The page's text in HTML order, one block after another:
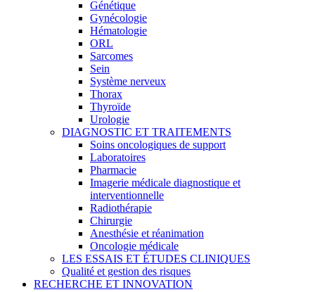
Génétique
Gynécologie
Hématologie
ORL
Sarcomes
Sein
Système nerveux
Thorax
Thyroïde
Urologie
DIAGNOSTIC ET TRAITEMENTS
Soins oncologiques de support
Laboratoires
Pharmacie
Imagerie médicale diagnostique et
interventionnelle
Radiothérapie
Chirurgie
Anesthésie et réanimation
Oncologie médicale
LES ESSAIS ET ÉTUDES CLINIQUES
Qualité et gestion des risques
RECHERCHE ET INNOVATION